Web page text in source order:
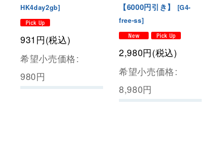
HK4day2gb]
931円(税込)
希望小売価格:
980円
【6000円引き】
[G4-
free-ss]
2,980円(税込)
希望小売価格:
8,980円